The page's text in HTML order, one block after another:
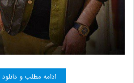
ادامه مطلب و دانلود